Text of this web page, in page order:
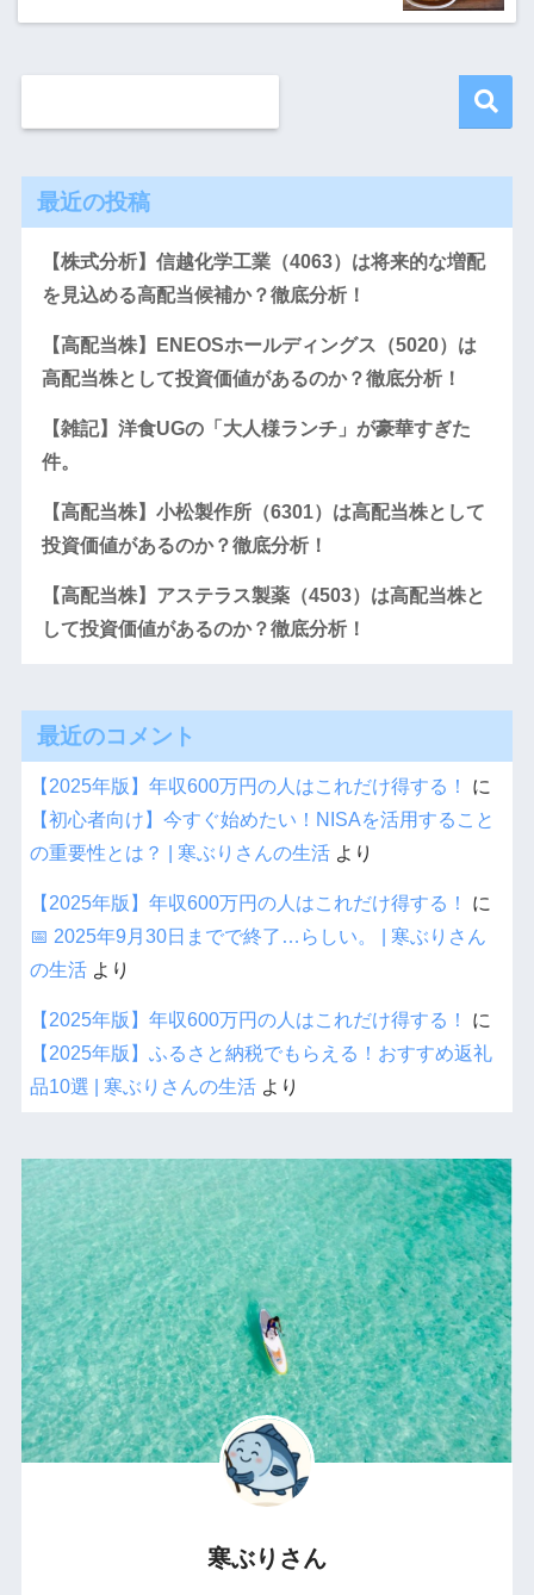
最近の投稿
【株式分析】信越化学工業（4063）は将来的な増配
を見込める高配当候補か？徹底分析！
【高配当株】ENEOSホールディングス（5020）は
高配当株として投資価値があるのか？徹底分析！
【雑記】洋食UGの「大人様ランチ」が豪華すぎた
件。
【高配当株】小松製作所（6301）は高配当株として
投資価値があるのか？徹底分析！
【高配当株】アステラス製薬（4503）は高配当株と
して投資価値があるのか？徹底分析！
最近のコメント
【2025年版】年収600万円の人はこれだけ得する！
に
【初心者向け】今すぐ始めたい！NISAを活用すること
の重要性とは？ | 寒ぶりさんの生活より
【2025年版】年収600万円の人はこれだけ得する！
に
📅 2025年9月30日までで終了…らしい。 | 寒ぶりさん
の生活より
【2025年版】年収600万円の人はこれだけ得する！
に
【2025年版】ふるさと納税でもらえる！おすすめ返礼
品10選 | 寒ぶりさんの生活より
寒ぶりさん